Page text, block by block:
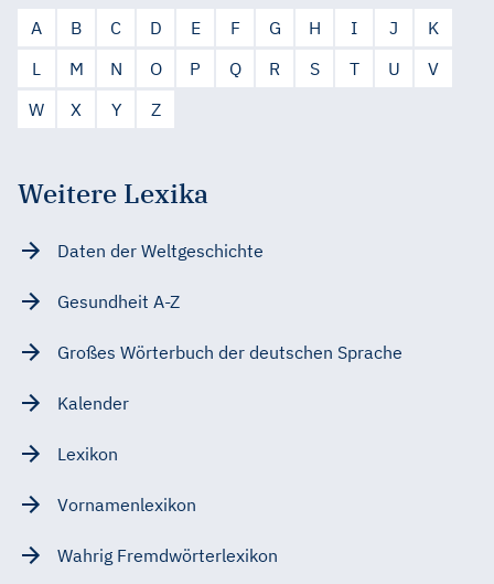
A B C D E F G H I J
K
L
M N O P Q R S T U
V
W
X Y Z
Weitere Lexika
Daten der Weltgeschichte
Gesundheit A-Z
Großes Wörterbuch der deutschen Sprache
Kalender
Lexikon
Vornamenlexikon
Wahrig Fremdwörterlexikon